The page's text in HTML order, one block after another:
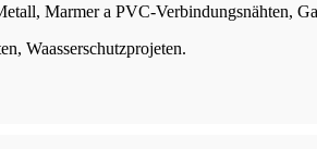
Marmer a PVC-Verbindungsnähten,
Waasserschutzprojeten.